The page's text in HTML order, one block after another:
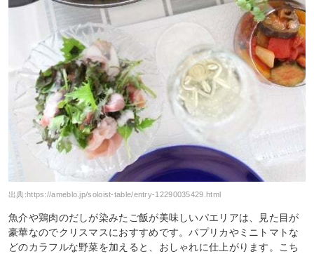
出典: https://ameblo.jp/soloist-table/entry-12290035429.html
魚介や鶏肉のだしが染みたご飯が美味しいパエリアは、見た目が
豪華なのでクリスマスにおすすめです。パプリカやミニトマトな
どのカラフルな野菜を加えると、おしゃれに仕上がります。こち